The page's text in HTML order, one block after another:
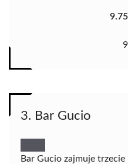
3. Bar Gucio
Bar Gucio zajmuje